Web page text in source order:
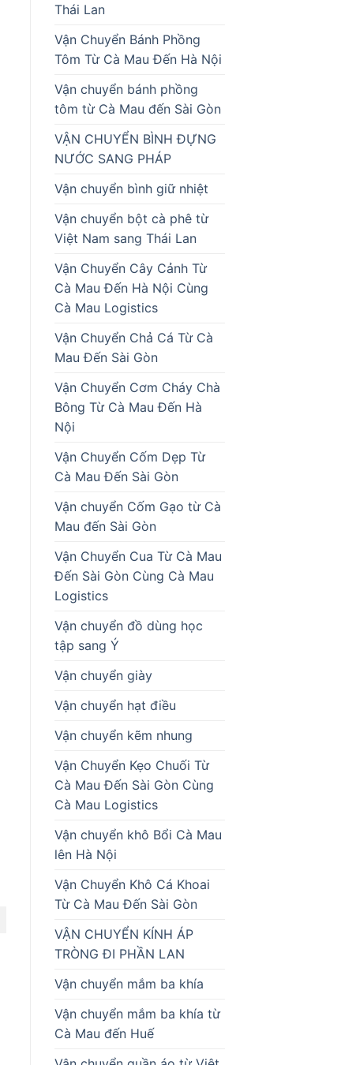
Thái Lan
Vận Chuyển Bánh Phồng
Tôm Từ Cà Mau Đến Hà Nội
Vận chuyển bánh phồng
tôm từ Cà Mau đến Sài Gòn
VẬN CHUYỂN BÌNH ĐỰNG
NƯỚC SANG PHÁP
Vận chuyển bình giữ nhiệt
Vận chuyển bột cà phê từ
Việt Nam sang Thái Lan
Vận Chuyển Cây Cảnh Từ
Cà Mau Đến Hà Nội Cùng
Cà Mau Logistics
Vận Chuyển Chả Cá Từ Cà
Mau Đến Sài Gòn
Vận Chuyển Cơm Cháy Chà
Bông Từ Cà Mau Đến Hà
Nội
Vận Chuyển Cốm Dẹp Từ
Cà Mau Đến Sài Gòn
Vận chuyển Cốm Gạo từ Cà
Mau đến Sài Gòn
Vận Chuyển Cua Từ Cà Mau
Đến Sài Gòn Cùng Cà Mau
Logistics
Vận chuyển đồ dùng học
tập sang Ý
Vận chuyển giày
Vận chuyển hạt điều
Vận chuyển kẽm nhung
Vận Chuyển Kẹo Chuối Từ
Cà Mau Đến Sài Gòn Cùng
Cà Mau Logistics
Vận chuyển khô Bổi Cà Mau
lên Hà Nội
Vận Chuyển Khô Cá Khoai
Từ Cà Mau Đến Sài Gòn
VẬN CHUYỂN KÍNH ÁP
TRÒNG ĐI PHẦN LAN
Vận chuyển mắm ba khía
Vận chuyển mắm ba khía từ
Cà Mau đến Huế